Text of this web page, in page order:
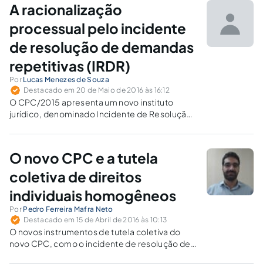
Superior Tribunal de Justiça.
A racionalização
processual pelo incidente
de resolução de demandas
repetitivas (IRDR)
Por Lucas Menezes de Souza
Destacado em 20 de Maio de 2016 às 16:12
O CPC/2015 apresenta um novo instituto
jurídico, denominado Incidente de Resolução
racional técnica que submete à análise do
modelo" para uso como padrão decisório.
O novo CPC e a tutela
coletiva de direitos
individuais homogêneos
Por Pedro Ferreira Mafra Neto
Destacado em 15 de Abril de 2016 às 10:13
O novos instrumentos de tutela coletiva do
novo CPC, como o incidente de resolução de
direitos individuais homogêneos. Há pontos